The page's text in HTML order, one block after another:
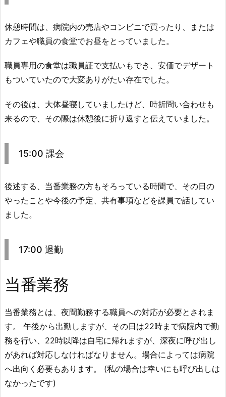
休憩時間は、病院内の売店やコンビニで買ったり、または
カフェや職員の食堂でお昼をとっていました。
職員専用の食堂は職員証で支払いもでき、安価でデザート
もついていたので大変ありがたい存在でした。
その後は、大体昼寝していましたけど、時折問い合わせも
来るので、その際は休憩後に折り返すと伝えていました。
15:00 課会
後述する、当番業務の方もそろっている時間で、その日の
やったことや今後の予定、共有事項などを課員で話してい
ました。
17:00 退勤
当番業務
当番業務とは、夜間勤務する職員への対応が必要とされま
す。 午後から出勤しますが、その日は22時まで病院内で勤
務を行い、22時以降は自宅に帰れますが、深夜に呼び出し
があれば対応しなければなりません。場合によっては病院
へ出向く必要もあります。 (私の場合は幸いにも呼び出しは
なかったです)